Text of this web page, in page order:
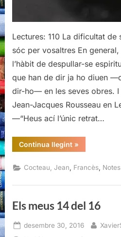
Lectures: 110 La dificultat de
sóc per vosaltres En
l’hàbit de despullar-se
que han de dir ja ho diuen
dir-ho— en les seves obres.
Jean-Jacques Rousseau en
—“Heus ací l’únic retrat…
Continua llegint“La
dificultat
ser,
Jean
»
Cocteau, Jean Francès
Els meus 14 del 16
Posted
desembre 30, 2016 By